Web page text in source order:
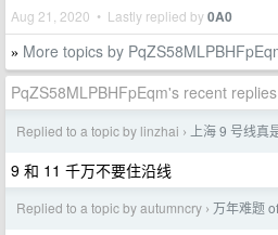
Aug 21, 2020 • Lastly replied by0A0
» More topics by
PqZS58MLPBHFpEqm's recent replies
Replied to a topic by linzhai › 上海 9 号线真
9 和 11 千万不要住沿线
Replied to a topic by autumncry › 万年难题